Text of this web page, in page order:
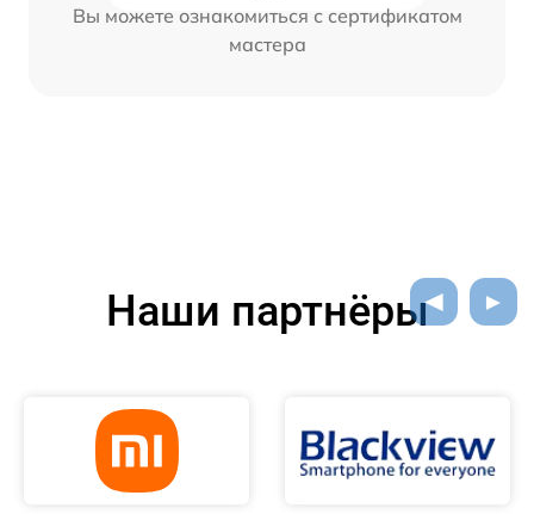
Вы можете ознакомиться с сертификатом
мастера
Наши партнёры